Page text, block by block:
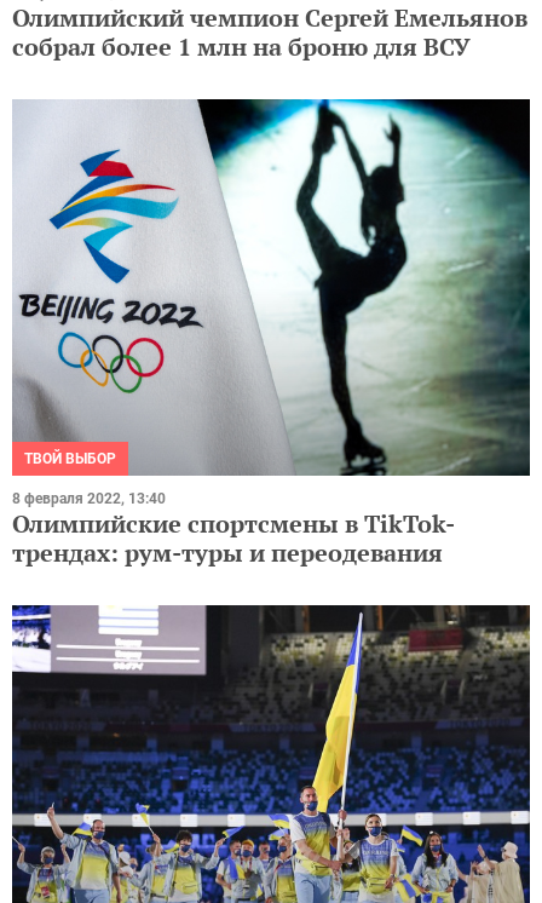
Олимпийский чемпион Сергей Емельянов
собрал более 1 млн на броню для ВСУ
ТВОЙ ВЫБОР
8 февраля 2022, 13:40
Олимпийские спортсмены в TikTok-
трендах: рум-туры и переодевания